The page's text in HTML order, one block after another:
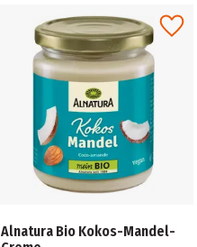
Alnatura Bio Kokos-Mandel-